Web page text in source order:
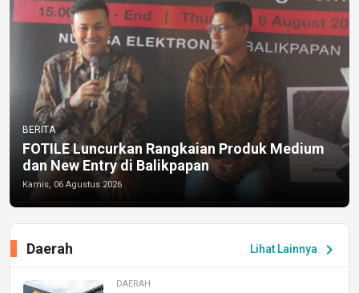
BERITA
FOTILE Luncurkan Rangkaian Produk Medium
dan New Entry di Balikpapan
Kamis, 06 Agustus 2026
Lihat Lainnya chevron_right
Daerah
DAERAH